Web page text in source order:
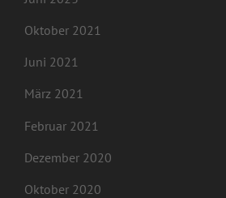
Oktober 2021
Juni 2021
März 2021
Februar 2021
Dezember 2020
Oktober 2020